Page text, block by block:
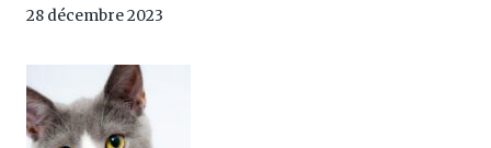
28 décembre 2023